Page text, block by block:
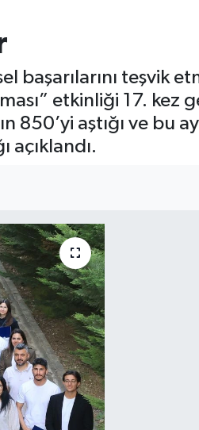
başarılarını teşvik
etkinliği 17. kez
850’yi aştığı ve bu
açıklandı.